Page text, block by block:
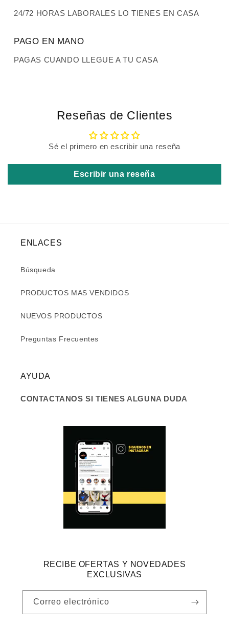
24/72 HORAS LABORALES LO TIENES EN CASA
PAGO EN MANO
PAGAS CUANDO LLEGUE A TU CASA
Reseñas de Clientes
Sé el primero en escribir una reseña
Escribir una reseña
ENLACES
Búsqueda
PRODUCTOS MAS VENDIDOS
NUEVOS PRODUCTOS
Preguntas Frecuentes
AYUDA
CONTACTANOS SI TIENES ALGUNA DUDA
RECIBE OFERTAS Y NOVEDADES
EXCLUSIVAS
Correo electrónico